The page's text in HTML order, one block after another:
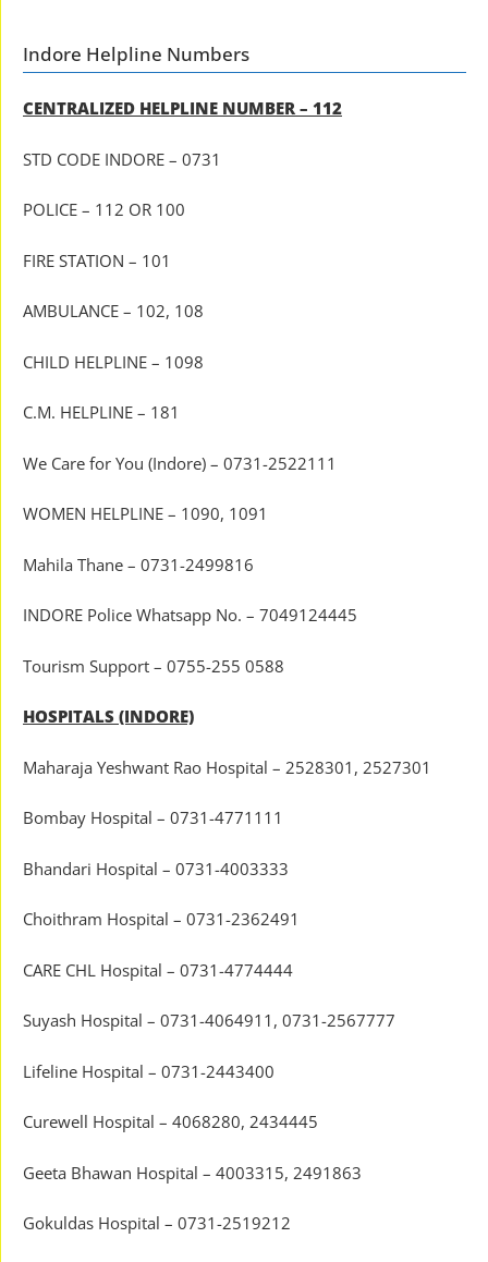
Indore Helpline Numbers
CENTRALIZED HELPLINE NUMBER – 112
STD CODE INDORE – 0731
POLICE – 112 OR 100
FIRE STATION – 101
AMBULANCE – 102, 108
CHILD HELPLINE – 1098
C.M. HELPLINE – 181
We Care for You (Indore) – 0731-2522111
WOMEN HELPLINE – 1090, 1091
Mahila Thane – 0731-2499816
INDORE Police Whatsapp No. – 7049124445
Tourism Support – 0755-255 0588
HOSPITALS (INDORE)
Maharaja Yeshwant Rao Hospital – 2528301, 2527301
Bombay Hospital – 0731-4771111
Bhandari Hospital – 0731-4003333
Choithram Hospital – 0731-2362491
CARE CHL Hospital – 0731-4774444
Suyash Hospital – 0731-4064911, 0731-2567777
Lifeline Hospital – 0731-2443400
Curewell Hospital – 4068280, 2434445
Geeta Bhawan Hospital – 4003315, 2491863
Gokuldas Hospital – 0731-2519212